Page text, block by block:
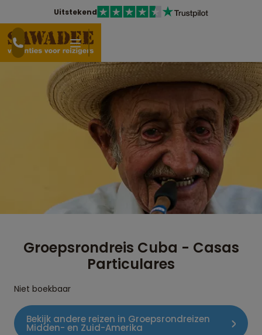
Uitstekend
Groepsrondreis Cuba - Casas
Particulares
Niet boekbaar
Bekijk andere reizen in Groepsrondreizen
Midden- en Zuid-Amerika